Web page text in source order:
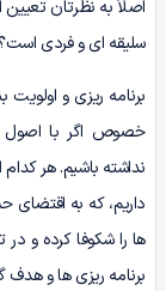
اصلاً به نظرتان
سلیقه ای و فردی است؟
برنامه ریزی و
خصوص اگر با اصول
نداشته باشیم. هر
داریم، که به
ها را شکوفا کرده و
برنامه ریزی ها و